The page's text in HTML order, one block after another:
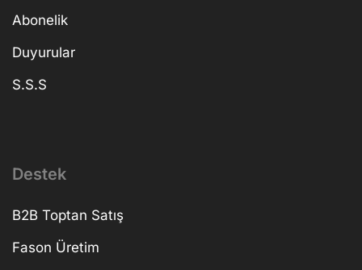
Abonelik
Duyurular
S.S.S
Destek
B2B Toptan Satış
Fason Üretim